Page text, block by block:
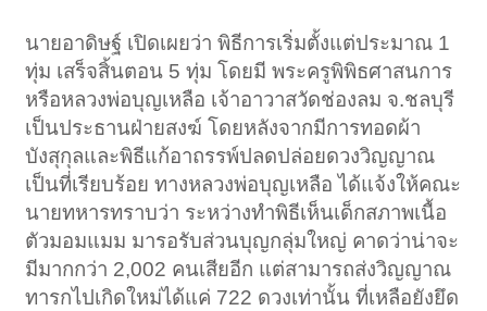
นายอาดิษฐ์ เปิดเผยว่า พิธีการเริ่มตั้งแต่ประมาณ 1
ทุ่ม เสร็จสิ้นตอน 5 ทุ่ม โดยมี พระครูพิพิธศาสนการ
หรือหลวงพ่อบุญเหลือ เจ้าอาวาสวัดช่องลม จ.ชลบุรี
เป็นประธานฝ่ายสงฆ์ โดยหลังจากมีการทอดผ้า
บังสุกุลและพิธีแก้อาถรรพ์ปลดปล่อยดวงวิญญาณ
เป็นที่เรียบร้อย ทางหลวงพ่อบุญเหลือ ได้แจ้งให้คณะ
นายทหารทราบว่า ระหว่างทำพิธีเห็นเด็กสภาพเนื้อ
ตัวมอมแมม มารอรับส่วนบุญกลุ่มใหญ่ คาดว่าน่าจะ
มีมากกว่า 2,002 คนเสียอีก แต่สามารถส่งวิญญาณ
ทารกไปเกิดใหม่ได้แค่ 722 ดวงเท่านั้น ที่เหลือยังยึด